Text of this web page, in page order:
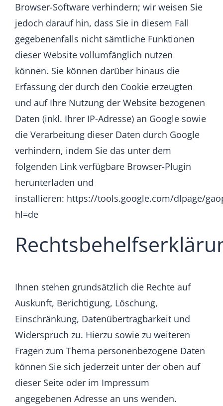
Browser-Software verhindern; wir weisen Sie
jedoch darauf hin, dass Sie in diesem Fall
gegebenenfalls nicht sämtliche Funktionen
dieser Website vollumfänglich nutzen
können. Sie können darüber hinaus die
Erfassung der durch den Cookie erzeugten
und auf Ihre Nutzung der Website bezogenen
Daten (inkl. Ihrer IP-Adresse) an Google sowie
die Verarbeitung dieser Daten durch Google
verhindern, indem Sie das unter dem
folgenden Link verfügbare Browser-Plugin
herunterladen und
installieren: https://tools.google.com/dlpage/
hl=de
Ihnen stehen grundsätzlich die Rechte auf
Auskunft, Berichtigung, Löschung,
Einschränkung, Datenübertragbarkeit und
Widerspruch zu. Hierzu sowie zu weiteren
Fragen zum Thema personenbezogene Daten
können Sie sich jederzeit unter der oben auf
dieser Seite oder im Impressum
angegebenen Adresse an uns wenden.